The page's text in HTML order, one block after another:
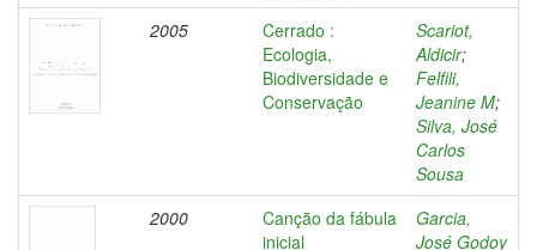
2005
Cerrado :
Ecologia,
Biodiversidade e
Conservação
Scariot,
Aldicir;
Felfili,
Jeanine M;
Silva, José
Carlos
Sousa
2000
Canção da fábula
inicial
Garcia,
José Godoy